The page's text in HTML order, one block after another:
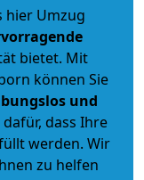
hier Umzug
bietet. Mit
können Sie
und
dass Ihre
werden. Wir
zu helfen